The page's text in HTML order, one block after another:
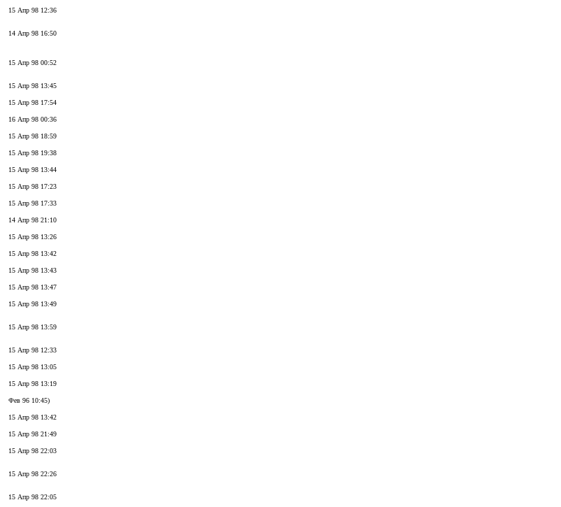
15 Апр 98 12:36
14 Апр 98 16:50
15 Апр 98 00:52
15 Апр 98 13:45
15 Апр 98 17:54
16 Апр 98 00:36
15 Апр 98 18:59
15 Апр 98 19:38
15 Апр 98 13:44
15 Апр 98 17:23
15 Апр 98 17:33
14 Апр 98 21:10
15 Апр 98 13:26
15 Апр 98 13:42
15 Апр 98 13:43
15 Апр 98 13:47
15 Апр 98 13:49
15 Апр 98 13:59
15 Апр 98 12:33
15 Апр 98 13:05
15 Апр 98 13:19
Фев 96 10:45)
15 Апр 98 13:42
15 Апр 98 21:49
15 Апр 98 22:03
15 Апр 98 22:26
15 Апр 98 22:05